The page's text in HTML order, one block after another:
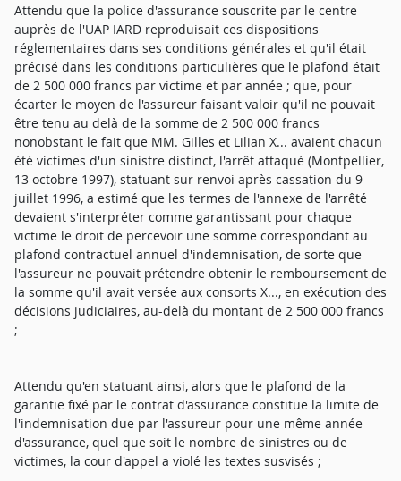
Attendu que la police d'assurance souscrite par le centre
auprès de l'UAP IARD reproduisait ces dispositions
réglementaires dans ses conditions générales et qu'il était
précisé dans les conditions particulières que le plafond était
de 2 500 000 francs par victime et par année ; que, pour
écarter le moyen de l'assureur faisant valoir qu'il ne pouvait
être tenu au delà de la somme de 2 500 000 francs
nonobstant le fait que MM. Gilles et Lilian X... avaient chacun
été victimes d'un sinistre distinct, l'arrêt attaqué (Montpellier,
13 octobre 1997), statuant sur renvoi après cassation du 9
juillet 1996, a estimé que les termes de l'annexe de l'arrêté
devaient s'interpréter comme garantissant pour chaque
victime le droit de percevoir une somme correspondant au
plafond contractuel annuel d'indemnisation, de sorte que
l'assureur ne pouvait prétendre obtenir le remboursement de
la somme qu'il avait versée aux consorts X..., en exécution des
décisions judiciaires, au-delà du montant de 2 500 000 francs
;
Attendu qu'en statuant ainsi, alors que le plafond de la
garantie fixé par le contrat d'assurance constitue la limite de
l'indemnisation due par l'assureur pour une même année
d'assurance, quel que soit le nombre de sinistres ou de
victimes, la cour d'appel a violé les textes susvisés ;